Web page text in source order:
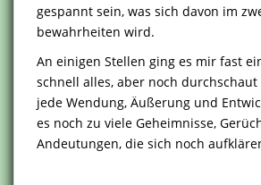
gespannt sein, was sich davon im
bewahrheiten wird.
An einigen Stellen ging es mir fast
schnell alles, aber noch
jede Wendung, Äußerung und
es noch zu viele Geheimnisse,
Andeutungen, die sich noch